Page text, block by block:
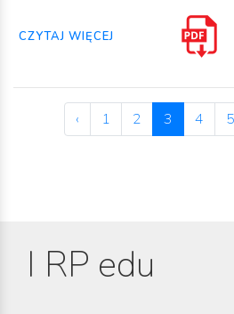
CZYTAJ WIĘCEJ
‹ 1 2 3 4 5
I RP edu